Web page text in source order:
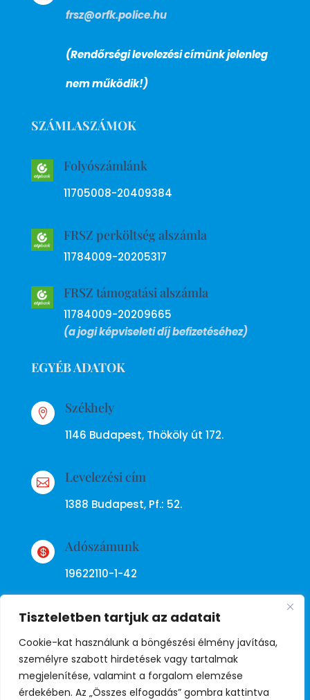
Tiszteletben tartjuk az adatait
Cookie-kat használunk a böngészési élmény javítása,
személyre szabott hirdetések vagy tartalmak
megjelenítése, valamint a forgalom elemzése
érdekében. Az „Összes elfogadás” gombra kattintva
frsz@orfk.police.hu
(Rendőrségi levelezési címünk jelenleg
nem működik!)
SZÁMLASZÁMOK
Folyószámlánk
11705008-20409384
FRSZ perköltség alszámla
11784009-20205317
FRSZ támogatási alszámla
11784009-20209665
(a jogi képviseleti díj befizetéséhez)
EGYÉB ADATOK
 Székhely
1146 Budapest, Thököly út 172.
 Levelezési cím
1388 Budapest, Pf.: 52.
 Adószámunk
19622110-1-42
Adatkezelési tájékoztató